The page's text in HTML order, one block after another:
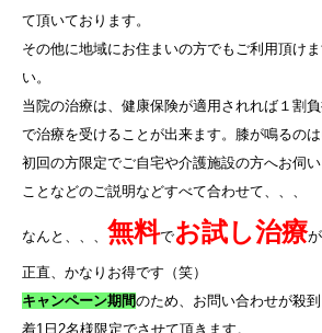
て頂いております。
その他に地域にお住まいの方でもご利用頂け
い。
当院の治療は、健康保険が適用されれば１割
で治療を受けることが出来ます。膝が鳴るの
初回の方限定でご自宅や介護施設の方へお伺
ことなどのご説明などすべて合わせて、、、
なんと、、、 無料でお試し治療
正直、かなりお得です（笑）
キャンペーン期間のため、お問い合わせが殺
着1 日 2名様限定でさせて頂きます。